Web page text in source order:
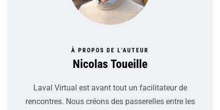
À PROPOS DE L'AUTEUR
Nicolas Toueille
Laval Virtual est avant tout un facilitateur de
rencontres. Nous créons des passerelles entre les